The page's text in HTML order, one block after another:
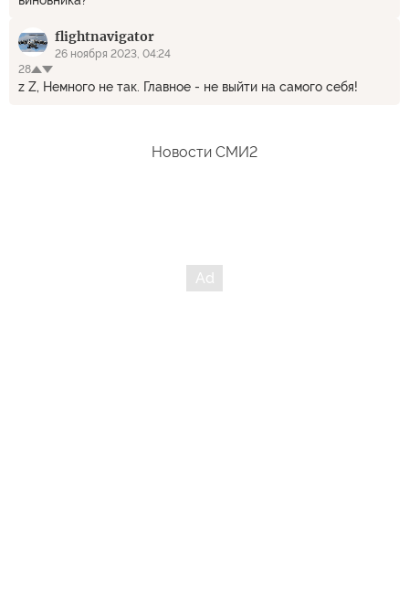
flightnavigator
26 ноября 2023, 04:24
28
z Z, Немного не так. Главное - не выйти на самого себя!
Новости СМИ2